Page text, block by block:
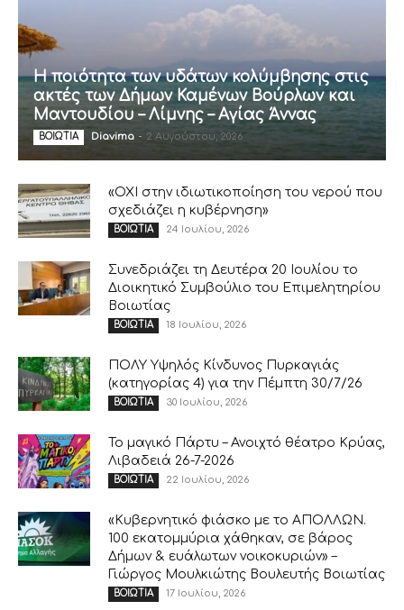
Η ποιότητα των υδάτων κολύμβησης στις
ακτές των Δήμων Καμένων Βούρλων και
Μαντουδίου – Λίμνης – Αγίας Άννας
ΒΟΙΩΤΙΑ Diavima - 2 Αυγούστου, 2026
«ΟΧΙ στην ιδιωτικοποίηση του νερού που
σχεδιάζει η κυβέρνηση»
ΒΟΙΩΤΙΑ 24 Ιουλίου, 2026
Συνεδριάζει τη Δευτέρα 20 Ιουλίου το
Διοικητικό Συμβούλιο του Επιμελητηρίου
Βοιωτίας
ΒΟΙΩΤΙΑ 18 Ιουλίου, 2026
ΠΟΛΥ Υψηλός Κίνδυνος Πυρκαγιάς
(κατηγορίας 4) για την Πέμπτη 30/7/26
ΒΟΙΩΤΙΑ 30 Ιουλίου, 2026
Το μαγικό Πάρτυ – Ανοιχτό θέατρο Κρύας,
Λιβαδειά 26-7-2026
ΒΟΙΩΤΙΑ 22 Ιουλίου, 2026
«Κυβερνητικό φιάσκο με το ΑΠΟΛΛΩΝ.
100 εκατομμύρια χάθηκαν, σε βάρος
Δήμων & ευάλωτων νοικοκυριών» –
Γιώργος Μουλκιώτης Βουλευτής Βοιωτίας
ΒΟΙΩΤΙΑ 17 Ιουλίου, 2026